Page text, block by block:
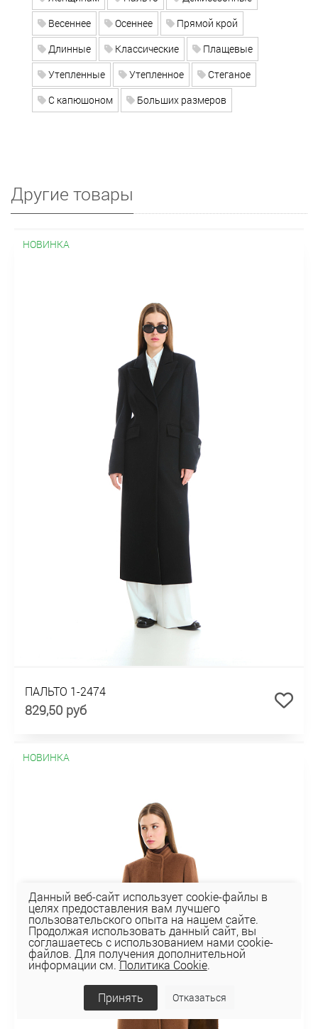
Весеннее
Осеннее
Прямой крой
Длинные
Классические
Плащевые
Утепленные
Утепленное
Стеганое
С капюшоном
Больших размеров
Другие товары
НОВИНКА
ПАЛЬТО 1-2474
829,50 руб
НОВИНКА
Данный веб-сайт использует cookie-файлы в
целях предоставления вам лучшего
пользовательского опыта на нашем сайте.
Продолжая использовать данный сайт, вы
соглашаетесь с использованием нами cookie-
файлов. Для получения дополнительной
информации см.Политика Cookie.
Принять Отказаться